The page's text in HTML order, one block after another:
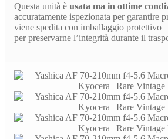
Questa unità è usata ma in ottime
accuratamente ispezionata per garantire
viene spedita con imballaggio protettivo
per preservarne l’integrità durante il